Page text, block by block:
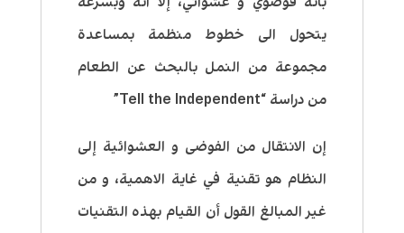
يتحول الى خطوط منظمة بمساعدة
مجموعة من النمل بالبحث عن الطعام
من دراسة “Tell the Independent”
إن الانتقال من الفوضى و العشوائية إلى
النظام هو تقنية في غاية الاهمية، و من
غير المبالغ القول أن القيام بهذه التقنيات